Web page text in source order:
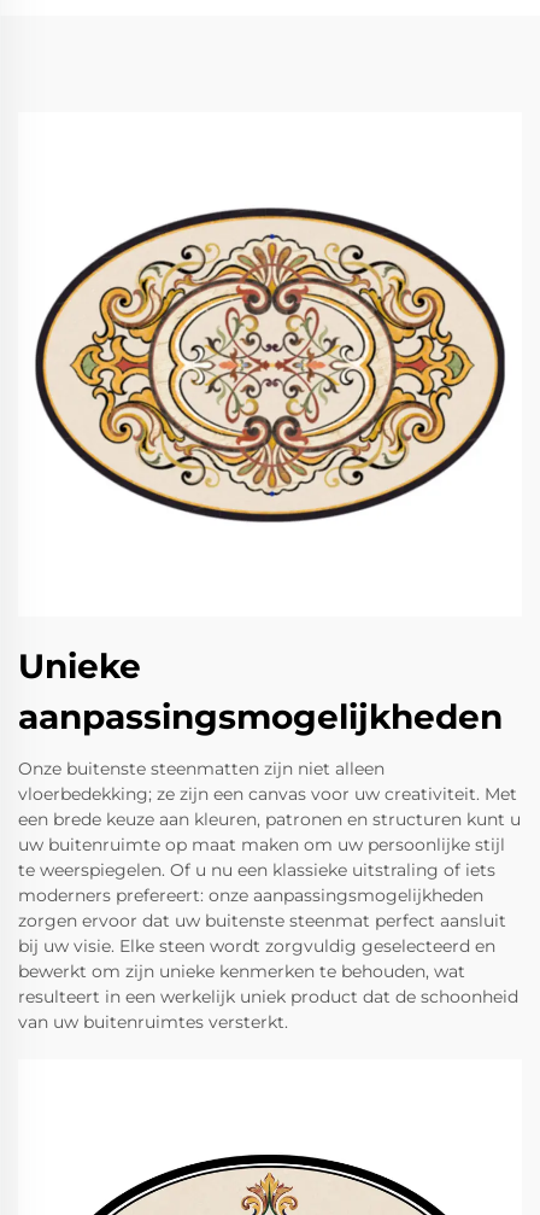
Unieke
aanpassingsmogelijkheden
Onze buitenste steenmatten zijn niet alleen
vloerbedekking; ze zijn een canvas voor uw creativiteit. Met
een brede keuze aan kleuren, patronen en structuren kunt u
uw buitenruimte op maat maken om uw persoonlijke stijl
te weerspiegelen. Of u nu een klassieke uitstraling of iets
moderners prefereert: onze aanpassingsmogelijkheden
zorgen ervoor dat uw buitenste steenmat perfect aansluit
bij uw visie. Elke steen wordt zorgvuldig geselecteerd en
bewerkt om zijn unieke kenmerken te behouden, wat
resulteert in een werkelijk uniek product dat de schoonheid
van uw buitenruimtes versterkt.